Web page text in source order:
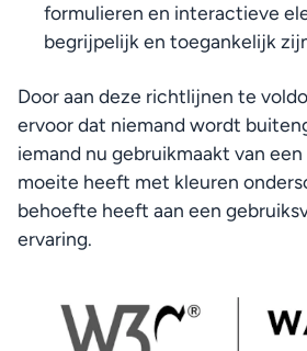
formulieren en interactieve
begrijpelijk en toegankelijk
Door aan deze richtlijnen te
ervoor dat niemand wordt
iemand nu gebruikmaakt van
moeite heeft met kleuren
behoefte heeft aan een
ervaring.